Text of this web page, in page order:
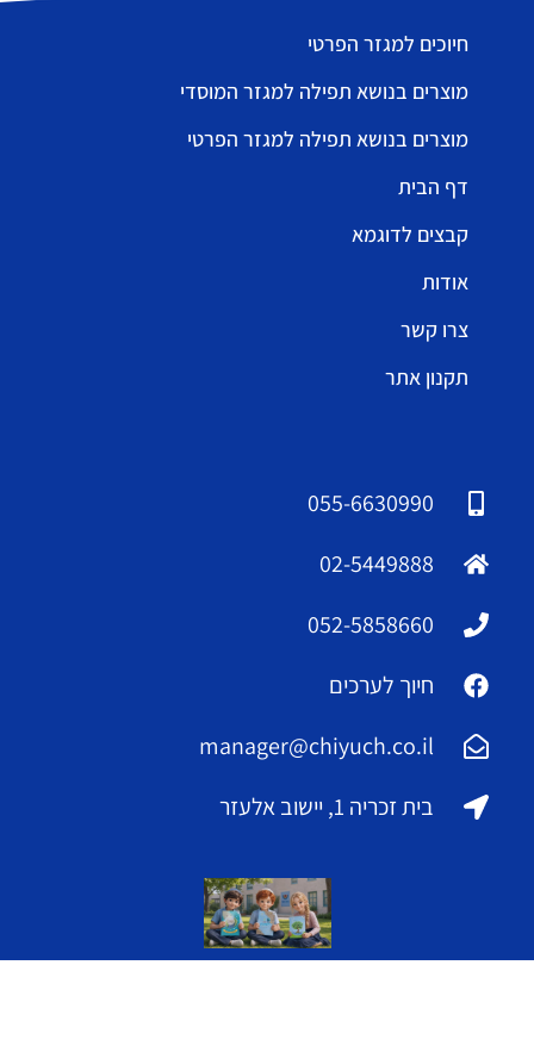
חיוכים למגזר הפרטי
מוצרים בנושא תפילה למגזר המוסדי
מוצרים בנושא תפילה למגזר הפרטי
דף הבית
קבצים לדוגמא
אודות
צרו קשר
תקנון אתר
055-6630990
02-5449888
052-5858660
חיוך לערכים
manager@chiyuch.co.il
בית זכריה 1, יישוב אלעזר